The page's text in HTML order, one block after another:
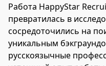
Работа HappyStar
превратилась в
сосредоточились на
уникальным
русскоязычные